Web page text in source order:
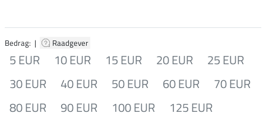
Bedrag: | Raadgever
5 EUR 10 EUR 15 EUR 20 EUR
25 EUR
30 EUR
40 EUR 50 EUR 60 EUR
70 EUR
80 EUR
90 EUR 100 EUR
125 EUR